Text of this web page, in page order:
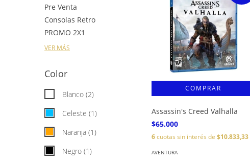
Pre Venta
Consolas Retro
PROMO 2X1
VER MÁS
Color
Blanco (2)
Celeste (1)
Naranja (1)
Negro (1)
Assassin's Creed Valhalla
$65.000
6cuotas sin interés de $10.833,33
AVENTURA